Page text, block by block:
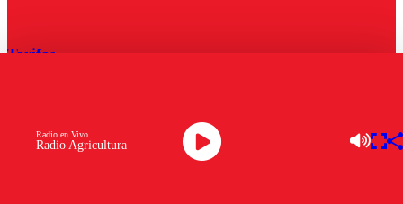
Radio Agricultura
Radio en Vivo
Tarifas